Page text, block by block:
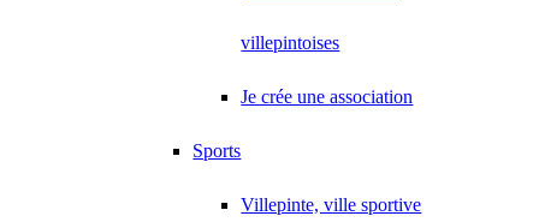
villepintoises
Je crée une association
Sports
Villepinte, ville sportive